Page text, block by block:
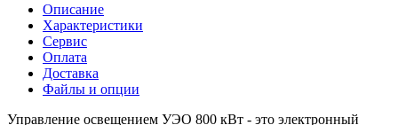
Описание
Характеристики
Сервис
Оплата
Доставка
Файлы и опции
Управление освещением УЭО 800 кВт - это электронный